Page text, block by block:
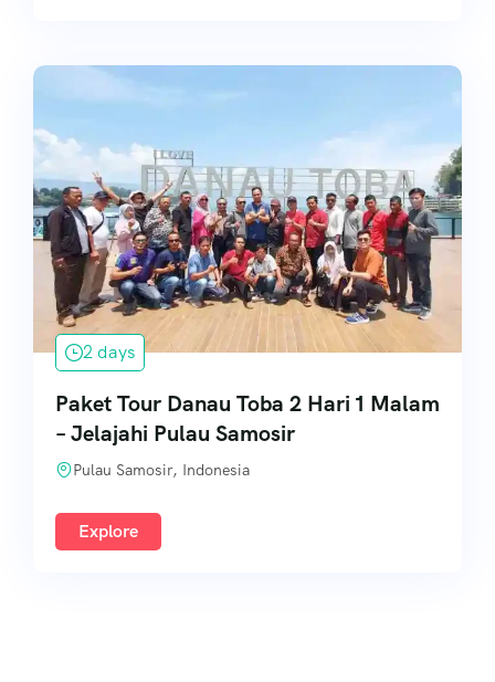
2 days
Paket Tour Danau Toba 2 Hari 1 Malam
– Jelajahi Pulau Samosir
Pulau Samosir, Indonesia
Explore